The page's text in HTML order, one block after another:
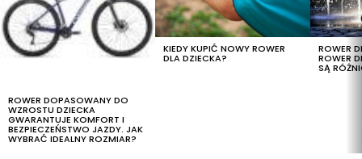
ROWER DOPASOWANY DO
WZROSTU DZIECKA
GWARANTUJE KOMFORT I
BEZPIECZEŃSTWO JAZDY. JAK
WYBRAĆ IDEALNY ROZMIAR?
KIEDY KUPIĆ NOWY ROWER
DLA DZIECKA?
ROWER
ROWER
SĄ